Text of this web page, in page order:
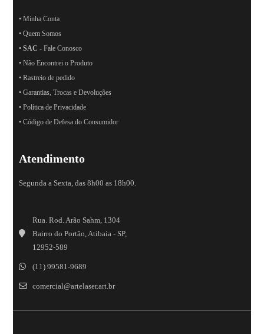
• Minha Conta
• Quem Somos
•SAC - Fale Conosco
• Não Encontrei o Produto
• Rastreio de pedido
• Garantias, Trocas e Devoluções
• Política de Privacidade
• Código de Defesa do Consumidor
Atendimento
Segunda a Sexta, das 8h00 as 18h00.
Rua. Rod. Arão Sahm, 1304
Bairro do Portão, Atibaia - SP,
12952-589
(11) 99581-9689
comercial@artelaser.art.br